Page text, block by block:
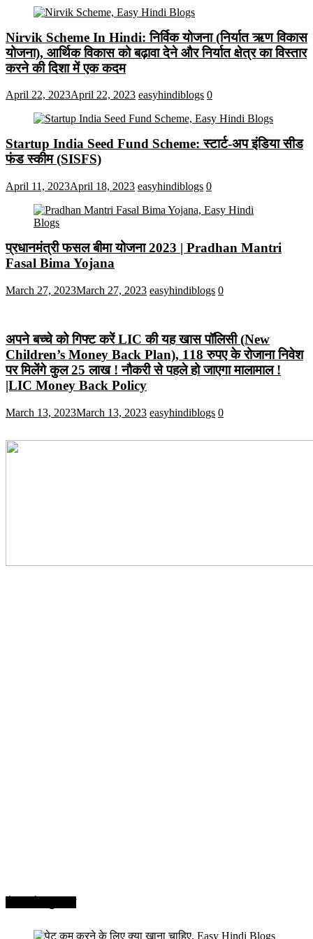
Nirvik Scheme In Hindi: निर्विक योजना (निर्यात ऋण विकास
योजना), आर्थिक विकास को बढ़ावा देने और निर्यात क्षेत्र का विस्तार
करने की दिशा में एक कदम
April 22, 2023April 22, 2023 easyhindiblogs 0
Startup India Seed Fund Scheme: स्टार्ट-अप इंडिया सीड
फंड स्कीम (SISFS)
April 11, 2023April 18, 2023 easyhindiblogs 0
प्रधानमंत्री फसल बीमा योजना 2023 | Pradhan Mantri
Fasal Bima Yojana
March 27, 2023March 27, 2023 easyhindiblogs 0
अपने बच्चे को गिफ्ट करें LIC की यह खास पॉलिसी (New
Children’s Money Back Plan), 118 रुपए के रोजाना निवेश
पर मिलेंगे कुल 25 लाख ! नौकरी से पहले हो जाएगा मालामाल !
|LIC Money Back Policy
March 13, 2023March 13, 2023 easyhindiblogs 0